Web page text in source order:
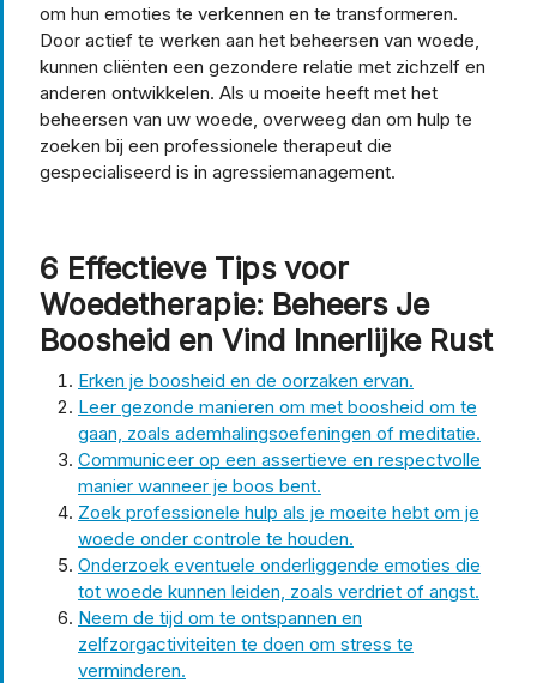
om hun emoties te verkennen en te transformeren.
Door actief te werken aan het beheersen van woede,
kunnen cliënten een gezondere relatie met zichzelf en
anderen ontwikkelen. Als u moeite heeft met het
beheersen van uw woede, overweeg dan om hulp te
zoeken bij een professionele therapeut die
gespecialiseerd is in agressiemanagement.
6 Effectieve Tips voor
Woedetherapie: Beheers Je
Boosheid en Vind Innerlijke Rust
Erken je boosheid en de oorzaken ervan.
Leer gezonde manieren om met boosheid om te
gaan, zoals ademhalingsoefeningen of meditatie.
Communiceer op een assertieve en respectvolle
manier wanneer je boos bent.
Zoek professionele hulp als je moeite hebt om je
woede onder controle te houden.
Onderzoek eventuele onderliggende emoties die
tot woede kunnen leiden, zoals verdriet of angst.
Neem de tijd om te ontspannen en
zelfzorgactiviteiten te doen om stress te
verminderen.